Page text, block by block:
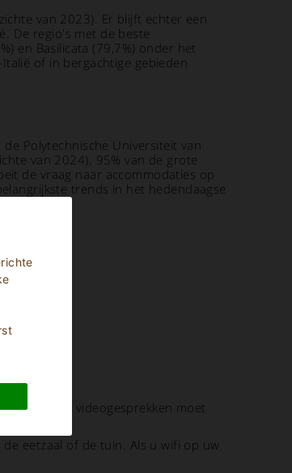
van 2023). Er blijft echter een
De regio's met de beste
en Basilicata (79,7%) onder het
of in bergachtige gebieden
Polytechnische Universiteit van
van 2024). 95% van de grote
de vraag naar accommodaties op
trends in het hedendaagse
als u videogesprekken moet
eetzaal of de tuin. Als u wifi op uw